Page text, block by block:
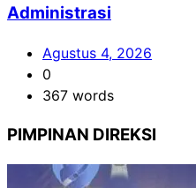
Administrasi
Agustus 4, 2026
0
367 words
PIMPINAN DIREKSI